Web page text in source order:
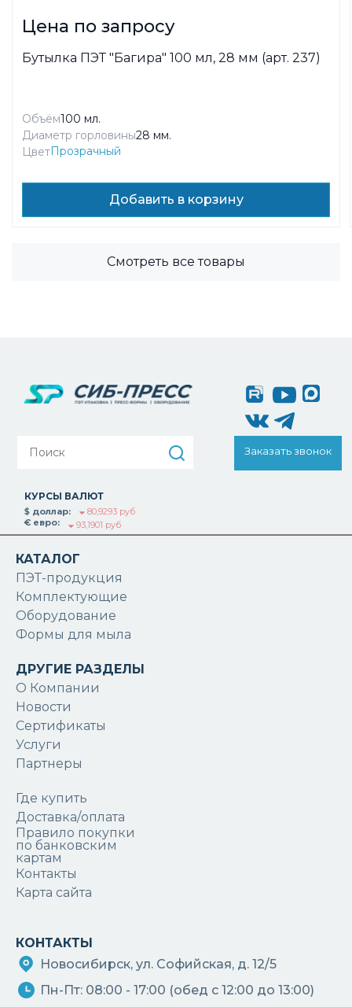
Цена по запросу
Бутылка ПЭТ "Багира" 100 мл, 28 мм (арт. 237)
Объём100 мл.
Диаметр горловины28 мм.
ЦветПрозрачный
Добавить в корзину
Смотреть все товары
Заказать звонок
КУРСЫ ВАЛЮТ
$ доллар:
80,9293 руб
€ евро:
93,1901 руб
КАТАЛОГ
ПЭТ-продукция
Комплектующие
Оборудование
Формы для мыла
ДРУГИЕ РАЗДЕЛЫ
О Компании
Новости
Сертификаты
Услуги
Партнеры
Где купить
Доставка/оплата
Правило покупки
по банковским
картам
Контакты
Карта сайта
КОНТАКТЫ
Новосибирск, ул. Софийская, д. 12/5
Пн-Пт: 08:00 - 17:00 (обед с 12:00 до 13:00)